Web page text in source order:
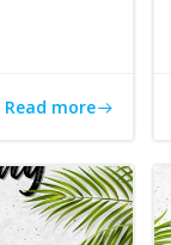
Read more